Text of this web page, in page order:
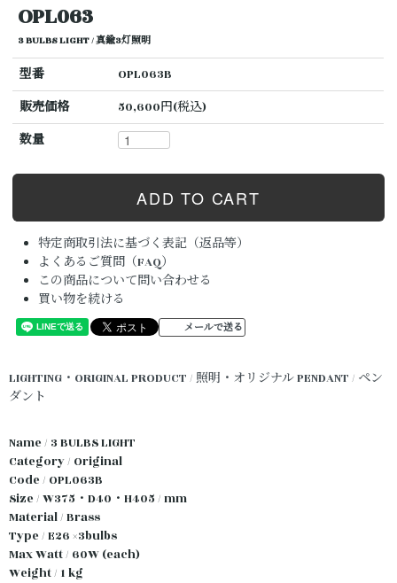
OPL063
3 BULBS LIGHT / 真鍮3灯照明
型番
OPL063B
販売価格
50,600円(税込)
数量
特定商取引法に基づく表記（返品等）
よくあるご質問（FAQ）
この商品について問い合わせる
買い物を続ける
メールで送る
LIGHTING・ORIGINAL PRODUCT / 照明・オリジナルPENDANT / ペン
ダント
Name / 3 BULBS LIGHT
Category / Original
Code / OPL063B
Size / W375・D40・H405 / mm
Material / Brass
Type / E26 ×3bulbs
Max Watt / 60W (each)
Weight / 1 kg